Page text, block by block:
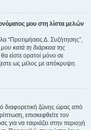
μου στη λίστα μελών
“Προτιμήσεις Δ. Συζήτησης”,
κατά τη διάρκεια της
είστε ορατοί μόνο σε
ως μέλος με απόκρυψη.
διαφορετική ζώνης ώρας από
επισκεφθείτε τον
για να ταιριάζει στην περιοχή